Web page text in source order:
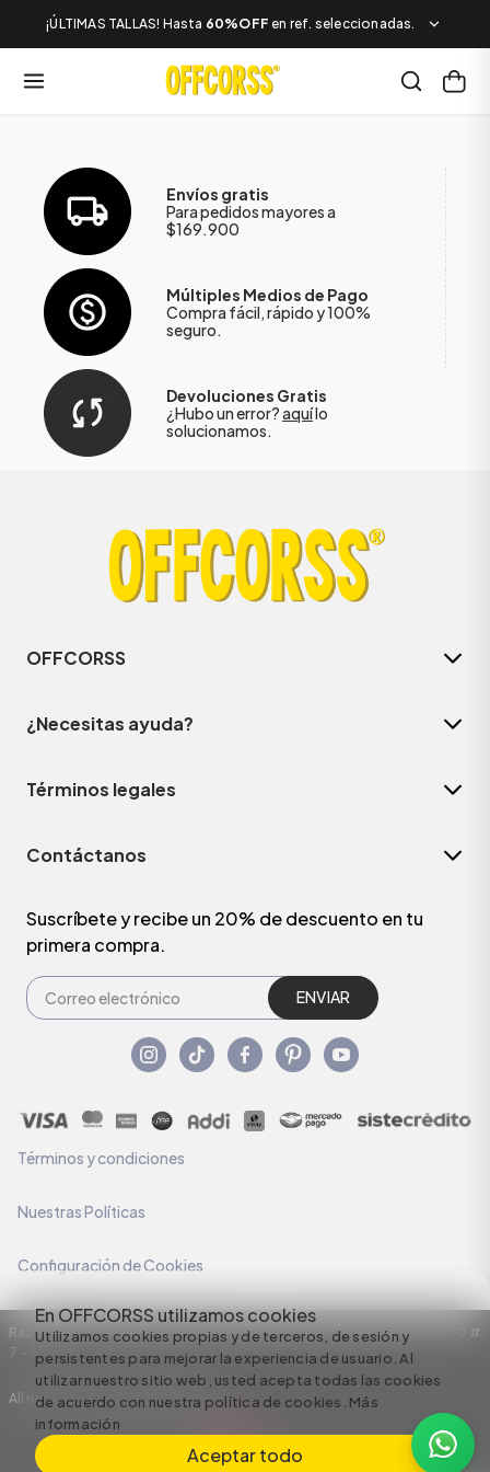
¡ÚLTIMAS TALLAS! Hasta 60%OFF en ref. seleccionadas.
En OFFCORSS utilizamos cookies
Utilizamos cookies propias y de terceros, de sesión y
persistentes para mejorar la experiencia de usuario. Al
utilizar nuestro sitio web, usted acepta todas las cookies
de acuerdo con nuestra política de cookies. Más
información
Aceptar todo
Envíos gratis
Para pedidos mayores a
$169.900
Múltiples Medios de Pago
Compra fácil, rápido y 100%
seguro.
Devoluciones Gratis
¿Hubo un error?aquílo
solucionamos.
OFFCORSS
¿Necesitas ayuda?
Términos legales
Contáctanos
Suscríbete y recibe un 20% de descuento en tu
primera compra.
ENVIAR
Términos y condiciones
Nuestras Políticas
Configuración de Cookies
Razón Social: C.I HERMECO S.A. NIT: 890924167-6 Dirección: Carrera 50 #
7 – 35
All rights reserved empowered by